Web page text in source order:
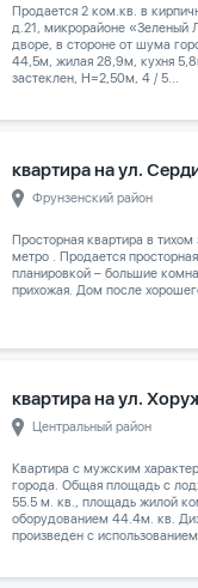
Продается 2 ком.кв. в
д.21, микрорайоне «Зеленый
дворе, в стороне от шума
44,5м, жилая 28,9м, кухня
застеклен, Н=2,50м, 4 / 5...
квартира на ул.
Фрунзенский район
Просторная квартира в
метро . Продается
планировкой – большие
прихожая. Дом после
квартира на ул.
Центральный район
Квартира с мужским
города. Общая площадь с
55.5 м. кв., площадь жилой
оборудованием 44.4м. кв.
произведен с